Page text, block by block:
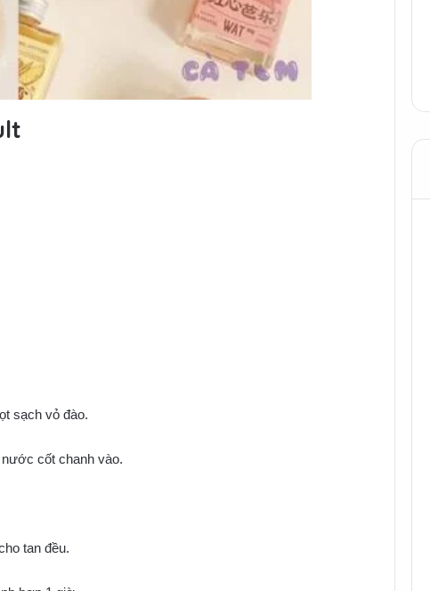
sạch vỏ đào.
cốt chanh vào.
tan đều.